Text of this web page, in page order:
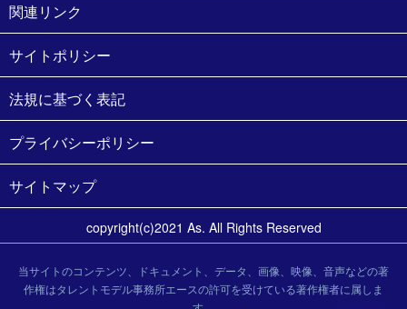
関連リンク
サイトポリシー
法規に基づく表記
プライバシーポリシー
サイトマップ
copyright(c)2021 As. All Rights Reserved
当サイトのコンテンツ、ドキュメント、データ、画像、映像、音声などの著
作権はタレントモデル事務所エースの許可を受けている著作権者に属しま